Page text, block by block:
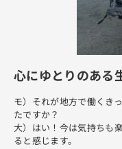
心にゆとりのある
モ）それが地方で働くき
たですか？
大）はい！今は気持ちも
ると感じます。